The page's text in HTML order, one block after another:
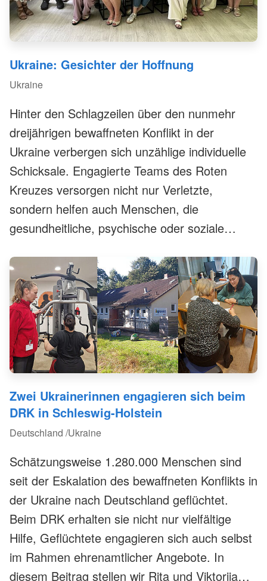
Ukraine: Gesichter der Hoffnung
Ukraine
Hinter den Schlagzeilen über den nunmehr
dreijährigen bewaffneten Konflikt in der
Ukraine verbergen sich unzählige individuelle
Schicksale. Engagierte Teams des Roten
Kreuzes versorgen nicht nur Verletzte,
sondern helfen auch Menschen, die
gesundheitliche, psychische oder soziale
stellen wir einige Betroffene sowie Helferinnen
und Helfer vor.
Zwei Ukrainerinnen engagieren sich beim
DRK in Schleswig-Holstein
Deutschland /Ukraine
Schätzungsweise 1.280.000 Menschen sind
seit der Eskalation des bewaffneten Konflikts in
der Ukraine nach Deutschland geflüchtet.
Beim DRK erhalten sie nicht nur vielfältige
Hilfe, Geflüchtete engagieren sich auch selbst
im Rahmen ehrenamtlicher Angebote. In
diesem Beitrag stellen wir Rita und Viktoriia